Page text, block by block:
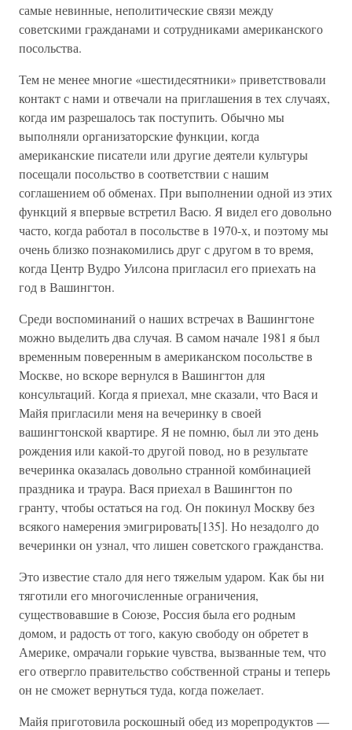
самые невинные, неполитические связи между
советскими гражданами и сотрудниками американского
посольства.
Тем не менее многие «шестидесятники» приветствовали
контакт с нами и отвечали на приглашения в тех случаях,
когда им разрешалось так поступить. Обычно мы
выполняли организаторские функции, когда
американские писатели или другие деятели культуры
посещали посольство в соответствии с нашим
соглашением об обменах. При выполнении одной из этих
функций я впервые встретил Васю. Я видел его довольно
часто, когда работал в посольстве в 1970-х, и поэтому мы
очень близко познакомились друг с другом в то время,
когда Центр Вудро Уилсона пригласил его приехать на
год в Вашингтон.
Среди воспоминаний о наших встречах в Вашингтоне
можно выделить два случая. В самом начале 1981 я был
временным поверенным в американском посольстве в
Москве, но вскоре вернулся в Вашингтон для
консультаций. Когда я приехал, мне сказали, что Вася и
Майя пригласили меня на вечеринку в своей
вашингтонской квартире. Я не помню, был ли это день
рождения или какой-то другой повод, но в результате
вечеринка оказалась довольно странной комбинацией
праздника и траура. Вася приехал в Вашингтон по
гранту, чтобы остаться на год. Он покинул Москву без
всякого намерения эмигрировать[135]. Но незадолго до
вечеринки он узнал, что лишен советского гражданства.
Это известие стало для него тяжелым ударом. Как бы ни
тяготили его многочисленные ограничения,
существовавшие в Союзе, Россия была его родным
домом, и радость от того, какую свободу он обретет в
Америке, омрачали горькие чувства, вызванные тем, что
его отвергло правительство собственной страны и теперь
он не сможет вернуться туда, когда пожелает.
Майя приготовила роскошный обед из морепродуктов —